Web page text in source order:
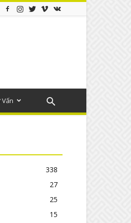
Vấn
338
27
25
15